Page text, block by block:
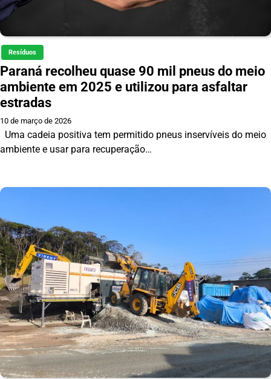
Resíduos
Paraná recolheu quase 90 mil pneus do meio
ambiente em 2025 e utilizou para asfaltar
estradas
10 de março de 2026
Uma cadeia positiva tem permitido pneus inservíveis do meio
ambiente e usar para recuperação…